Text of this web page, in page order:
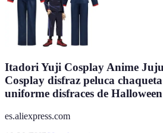
Itadori Yuji Cosplay Anime
Cosplay disfraz peluca
uniforme disfraces de Halloween
es.aliexpress.com